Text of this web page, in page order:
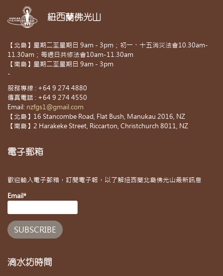
紐西蘭佛光山
【北島】星期二至星期日 9am - 3pm；初一、十五消災法會10.30am-
11.30am；每週日共修法會10am-11.30am
【南島】星期二至星期日 9am - 3pm
-
服務專線 : +64 9 274 4880
傳真電話 : +64 9 274 4550
Email: nzfgs1@gmail.com
【北島】16 Stancombe Road, Flat Bush, Manukau 2016, NZ
【南島】2 Harakeke Street, Riccarton, Christchurch 8011, NZ
電子郵箱
歡迎輸入電子郵箱，訂閱電子報，以了解紐西蘭北島佛光山最新訊息
Email*
滴水坊時間